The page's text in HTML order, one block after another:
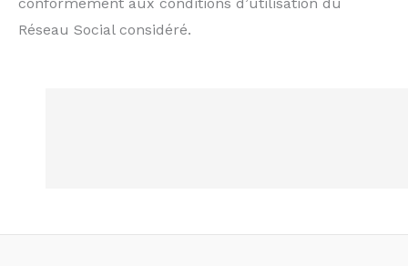
Réseau Social considéré.